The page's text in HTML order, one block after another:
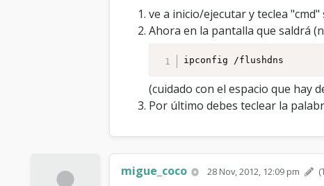
ve a inicio/ejecutar y teclea
Ahora en la pantalla que saldrá
ipconfig /flushdns
(cuidado con el espacio que hay
Por último debes teclear la
migue_coco 28 Nov, 2012, 12:09 pm